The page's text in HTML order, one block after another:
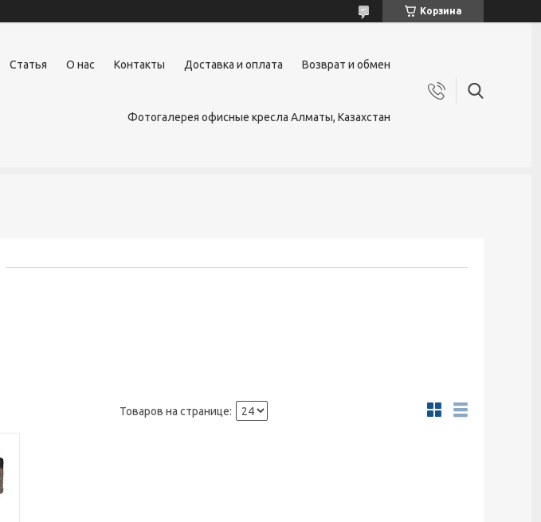
Корзина
Статья О нас Контакты Доставка и оплата Возврат и обмен
Фотогалерея офисные кресла Алматы, Казахстан